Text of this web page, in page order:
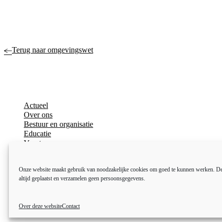
Onze website maakt gebruik van noodzakelijke cookies om goed te kunnen werken.
altijd geplaatst en verzamelen geen persoonsgegevens.
Over deze websiteContact
Terug naar omgevingswet
Actueel
Over ons
Bestuur en organisatie
Educatie
Vacatures
Open data
Over deze website